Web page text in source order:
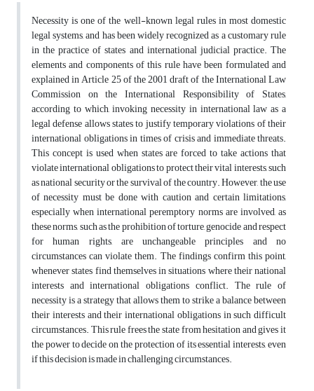
Necessity is one of the well-known legal rules in most domestic
legal systems, and has been widely recognized as a customary rule
in the practice of states and international judicial practice. The
elements and components of this rule have been formulated and
explained in Article 25 of the 2001 draft of the International Law
Commission on the International Responsibility of States,
according to which, invoking necessity in international law as a
legal defense allows states to justify temporary violations of their
international obligations in times of crisis and immediate threats.
This concept is used when states are forced to take actions that
violate international obligations to protect their vital interests, such
as national security or the survival of the country. However, the use
of necessity must be done with caution and certain limitations,
especially when international peremptory norms are involved, as
these norms, such as the prohibition of torture, genocide and respect
for human rights, are unchangeable principles and no
circumstances can violate them. The findings confirm this point,
whenever states find themselves in situations where their national
interests and international obligations conflict. The rule of
necessity is a strategy that allows them to strike a balance between
their interests and their international obligations in such difficult
circumstances. This rule frees the state from hesitation and gives it
the power to decide on the protection of its essential interests, even
if this decision is made in challenging circumstances.